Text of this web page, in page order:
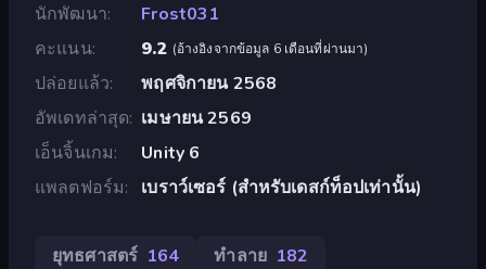
นักพัฒนา
Frost031
คะแนน
9.2 (อ้างอิงจากข้อมูล 6 เดือนที่ผ่านมา)
ปล่อยแล้ว
พฤศจิกายน 2568
อัพเดทล่าสุด เมษายน 2569
เอ็นจิ้นเกม
Unity 6
แพลตฟอร์ม
เบราว์เซอร์ (สำหรับเดสก์ท็อปเท่านั้น)
ยุทธศาสตร์ 164 ทำลาย 182